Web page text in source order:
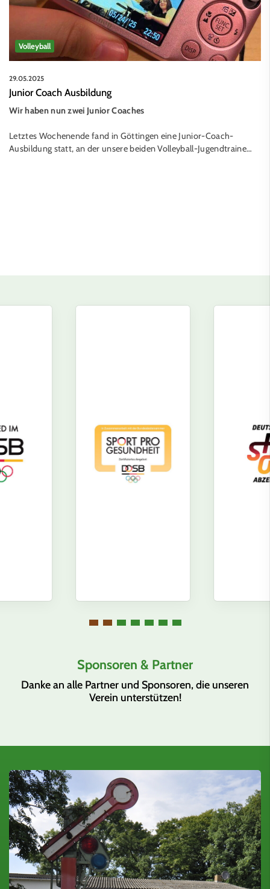
Volleyball
29.05.2025
Junior Coach Ausbildung
Wir haben nun zwei Junior Coaches
Letztes Wochenende fand in Göttingen eine Junior-Coach-
Ausbildung statt, an der unsere beiden Volleyball-Jugendtraine…
Sponsoren & Partner
Danke an alle Partner und Sponsoren, die unseren
Verein unterstützen!